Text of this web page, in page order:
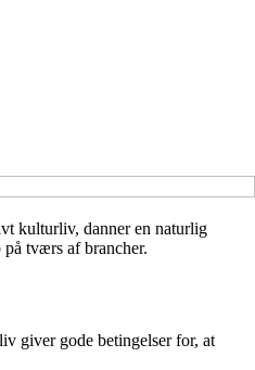
kulturliv, danner en naturlig
tværs af brancher.
giver gode betingelser for, at